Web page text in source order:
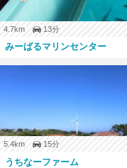
4.7km 13分
みーばるマリンセンター
5.4km 15分
うちなーファーム